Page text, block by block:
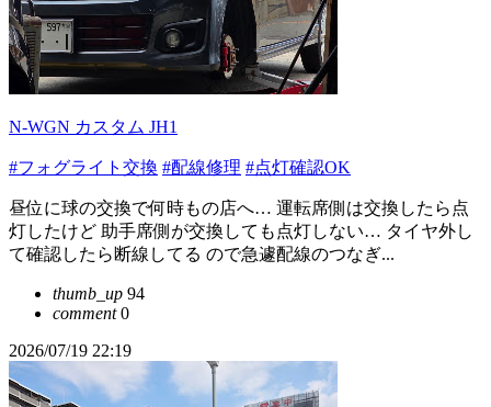
N-WGN カスタム JH1
#フォグライト交換 #配線修理 #点灯確認OK
昼位に球の交換で何時もの店へ… 運転席側は交換したら点
灯したけど 助手席側が交換しても点灯しない… タイヤ外し
て確認したら断線してる ので急遽配線のつなぎ...
thumb_up 94
comment0
2026/07/19 22:19